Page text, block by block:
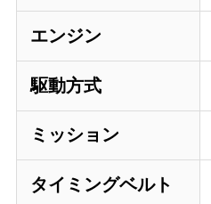
エンジン
駆動方式
ミッション
タイミングベルト